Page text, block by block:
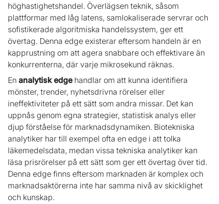
höghastighetshandel. Överlägsen teknik, såsom
plattformar med låg latens, samlokaliserade servrar och
sofistikerade algoritmiska handelssystem, ger ett
övertag. Denna edge existerar eftersom handeln är en
kapprustning om att agera snabbare och effektivare än
konkurrenterna, där varje mikrosekund räknas.
En analytisk edgehandlar om att kunna identifiera
mönster, trender, nyhetsdrivna rörelser eller
ineffektiviteter på ett sätt som andra missar. Det kan
uppnås genom egna strategier, statistisk analys eller
djup förståelse för marknadsdynamiken. Biotekniska
analytiker har till exempel ofta en edge i att tolka
läkemedelsdata, medan vissa tekniska analytiker kan
läsa prisrörelser på ett sätt som ger ett övertag över tid.
Denna edge finns eftersom marknaden är komplex och
marknadsaktörerna inte har samma nivå av skicklighet
och kunskap.